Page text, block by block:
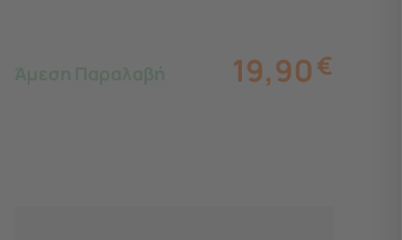
Άμεση Παραλαβή 19,90€